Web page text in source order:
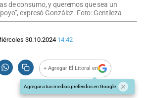
de consumo, y queremos que sea un
expresó González. Foto: Gentileza
30.10.2024 14:42
+ Agregar El Litoral en
Agregar a tus medios preferidos en Google